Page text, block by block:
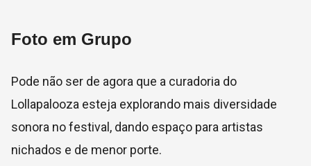
Foto em Grupo
Pode não ser de agora que a curadoria do
Lollapalooza esteja explorando mais diversidade
sonora no festival, dando espaço para artistas
nichados e de menor porte.